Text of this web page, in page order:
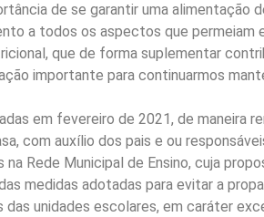
de se garantir uma alimentação
a todos os aspectos que permeiam
que de forma suplementar
importante para continuarmos
em fevereiro de 2021, de maneira
com auxílio dos pais e ou
Rede Municipal de Ensino, cuja
medidas adotadas para evitar a
unidades escolares, em caráter